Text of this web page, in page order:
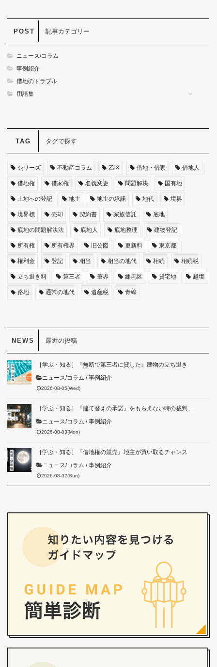
記事カテゴリー
ニュース/コラム
事例紹介
借地のトラブル
用語集
タグで探す
シリーズ 不動産コラム 乙区 借地・借家 借地人
借地権 借家権 名義変更 問題解決 国有地
土地への登記 地主 地主の承諾 地代 境界
境界標 売却 契約書 家族信託 底地
底地の問題解決法 底地人 底地整理 建物登記
所有権 所有権界 旧公図 更新料 東京都
権利金 登記 相当 相当の地代 相続 相続税
立ち退き料 第三者 筆界 練馬区 貸宅地 越境
路地 通常の地代 遺産税 青線
最近の投稿
［学ぶ・知る］『無断で第三者に貸した』建物の立ち退き
ニュース/コラム /事例紹介
2026-08-05(Wed)
［学ぶ・知る］『建て替えの承諾』をもらえない時の裁判...
ニュース/コラム /事例紹介
2026-08-03(Mon)
［学ぶ・知る］『借地権の競売』地主が買い取るチャンス
ニュース/コラム /事例紹介
2026-08-02(Sun)